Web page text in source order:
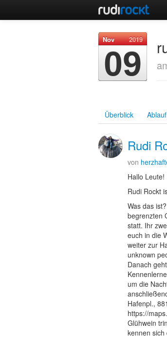
2019
Nov
09
Überblick Ablauf
Rudi
von
Hallo Leute!
Rudi Rockt
Was das
begrenzten
statt. Ihr
euch in die
weiter zur
unknown
Danach
um die
Hafenpl.,
https://
Glühwein
kennen sich